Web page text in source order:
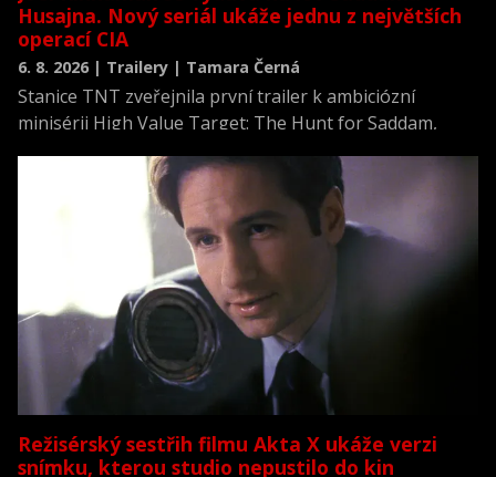
Husajna. Nový seriál ukáže jednu z největších
operací CIA
6. 8. 2026 | Trailery | Tamara Černá
Stanice TNT zveřejnila první trailer k ambiciózní
minisérii High Value Target: The Hunt for Saddam,
novodobých dějin.
Režisérský sestřih filmu Akta X ukáže verzi
snímku, kterou studio nepustilo do kin